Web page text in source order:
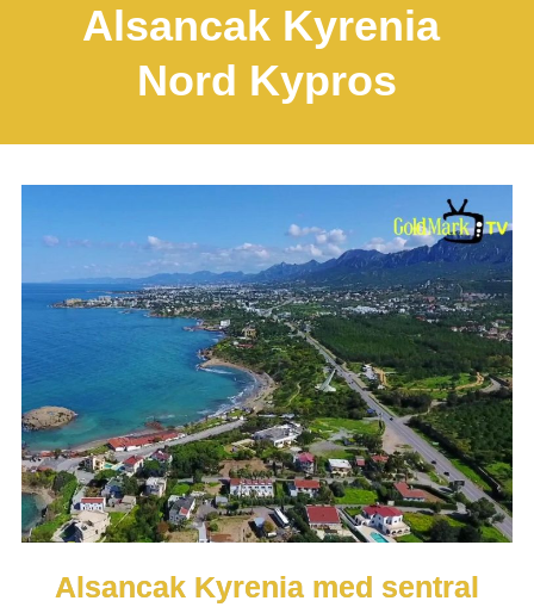
Alsancak Kyrenia
Nord Kypros
Alsancak Kyrenia med sentral